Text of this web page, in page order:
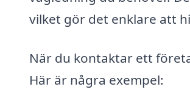
vilket gör det enklare att
När du kontaktar ett
Här är några exempel: